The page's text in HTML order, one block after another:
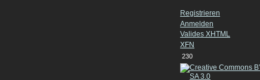
Registrieren
Anmelden
Valides XHTML
XFN
230